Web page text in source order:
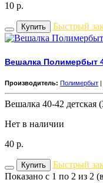
10 р.
Купить Быстрый
Вешалка Полимербыт
Производитель: Полимербыт |
Вешалка 40-42
Нет в наличии
40 р.
Купить
Быстрый
Показано с 1 по 2 из 2